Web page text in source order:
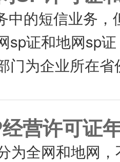
中的短信业务
sp证和地网sp
门为企业所在
营许可证
为全网和地网